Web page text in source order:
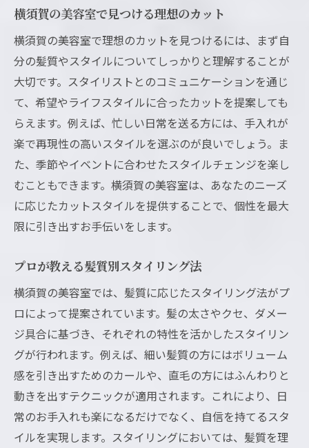
横須賀の美容室で見つける理想のカット
横須賀の美容室で理想のカットを見つけるには、まず自
分の髪質やスタイルについてしっかりと理解することが
大切です。スタイリストとのコミュニケーションを通じ
て、希望やライフスタイルに合ったカットを提案しても
らえます。例えば、忙しい日常を送る方には、手入れが
楽で再現性の高いスタイルを選ぶのが良いでしょう。ま
た、季節やイベントに合わせたスタイルチェンジを楽し
むこともできます。横須賀の美容室は、あなたのニーズ
に応じたカットスタイルを提供することで、個性を最大
限に引き出すお手伝いをします。
プロが教える髪質別スタイリング法
横須賀の美容室では、髪質に応じたスタイリング法がプ
ロによって提案されています。髪の太さやクセ、ダメー
ジ具合に基づき、それぞれの特性を活かしたスタイリン
グが行われます。例えば、細い髪質の方にはボリューム
感を引き出すためのカールや、直毛の方にはふんわりと
動きを出すテクニックが適用されます。これにより、日
常のお手入れも楽になるだけでなく、自信を持てるスタ
イルを実現します。スタイリングにおいては、髪質を理